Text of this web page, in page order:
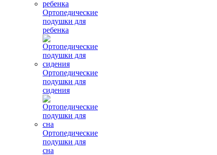
Ортопедические
подушки для
ребенка
Ортопедические
подушки для
сидения
Ортопедические
подушки для
сна